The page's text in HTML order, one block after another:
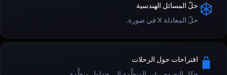
حلّ المسائل الهندسية
حلّ المعادلة X في صورة.
اقتراحات حول الرحلات